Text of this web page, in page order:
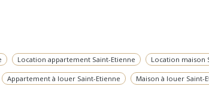
Location appartement Saint-Etienne Location maison
Appartement à louer Saint-Etienne Maison à louer Saint-